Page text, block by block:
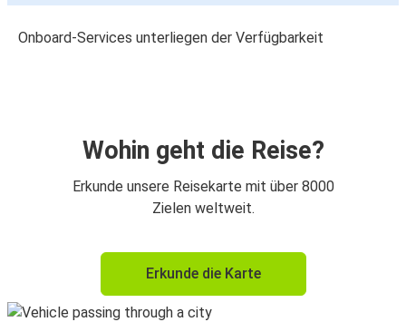
Onboard-Services unterliegen der Verfügbarkeit
Wohin geht die Reise?
Erkunde unsere Reisekarte mit über 8000
Zielen weltweit.
Erkunde die Karte